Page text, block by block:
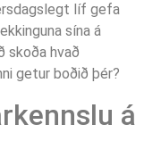
líf gefa
sína á
skoða hvað
getur boðið þér?
á